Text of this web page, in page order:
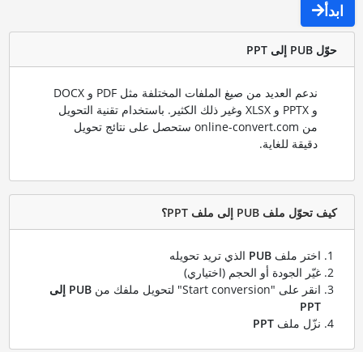
ابدأ
حوّل PUB إلى PPT
ندعم العديد من صيغ الملفات المختلفة مثل PDF و DOCX
و PPTX و XLSX وغير ذلك الكثير. باستخدام تقنية التحويل
من online-convert.com ستحصل على نتائج تحويل
دقيقة للغاية.
كيف تحوّل ملف PUB إلى ملف PPT؟
اختر ملف PUBالذي تريد تحويله
غيّر الجودة أو الحجم (اختياري)
انقر على "Start conversion" لتحويل ملفك من
PUB إلى
PPT
نزّل ملف PPT